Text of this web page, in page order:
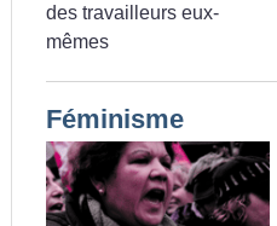
des travailleurs eux-
mêmes
Féminisme